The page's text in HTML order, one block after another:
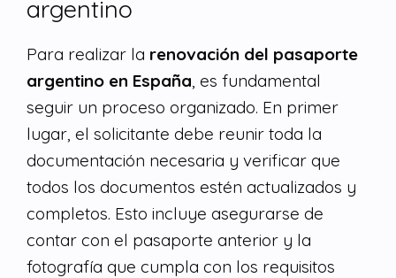
argentino
Para realizar la renovación del pasaporte
argentino en España , es fundamental
seguir un proceso organizado. En primer
lugar, el solicitante debe reunir toda la
documentación necesaria y verificar que
todos los documentos estén actualizados y
completos. Esto incluye asegurarse de
contar con el pasaporte anterior y la
fotografía que cumpla con los requisitos